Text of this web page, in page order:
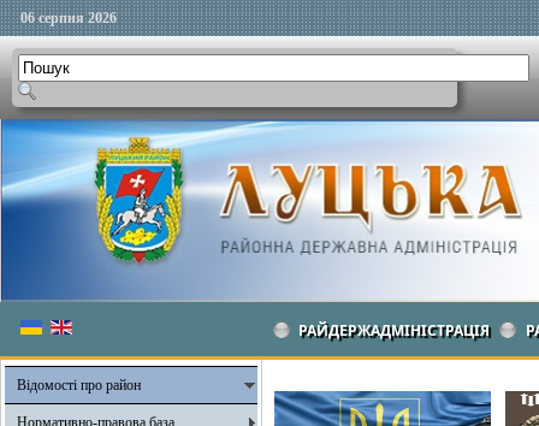
06 серпня 2026
РАЙДЕРЖАДМІНІСТРАЦІЯ
Відомості про район
Нормативно-правова база